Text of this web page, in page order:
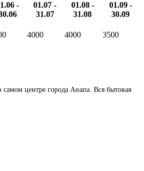
-
01.07 -
31.07
01.08 -
31.08
01.09 -
30.09
4000 4000 3500
самом центре города Анапа. Вся бытовая